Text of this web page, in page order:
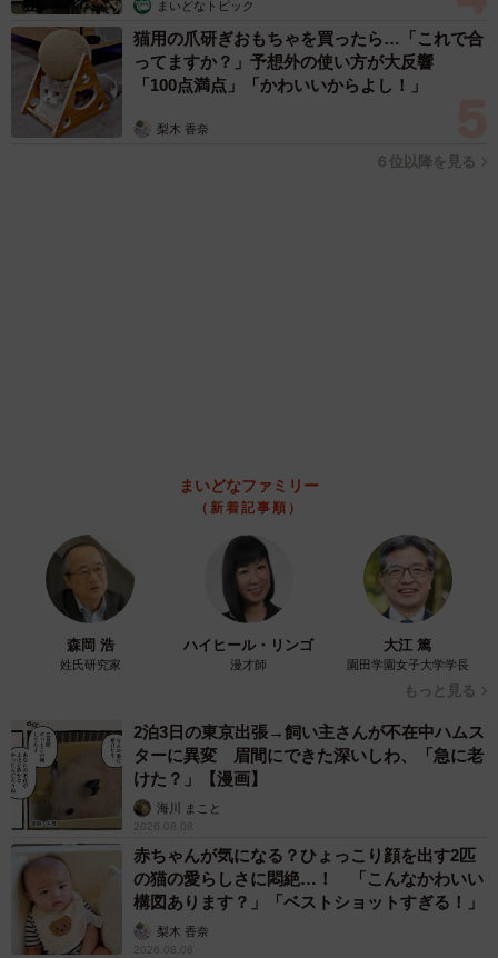
高卒者の場合、スキルの証明が難しいため、転職に不安を
感じる方もいるでしょう。高卒での転職を成功させるため
には、いくつかのポイントをおさえておく必要がありま
す。
＜自己分析を行いキャリアプランを明確にする＞
活動を進められるでしょう。
さらに、キャリアプランを明確にしておくと、転職後のミ
スマッチを低減できます。なお、キャリアプランを作成す
るメリットや手順などは、こちらの記事でご確認くださ
キャリアプランとは？作成するメリットや手順などを総ま
とめ
＜業界・企業研究を行う＞
業界・企業研究を徹底し、業界の将来性や企業のビジョン
を把握することも重要です。自分のキャリアプランを実現
できる企業を見極められ、転職後のミスマッチを防げま
す。
まいどなトピック
猫用の爪研ぎおもちゃを買ったら…「これで合
ってますか？」予想外の使い方が大反響
「100点満点」「かわいいからよし！」
梨木 香奈
６位以降を見る
まいどなファミリー
（新着記事順）
森岡 浩
姓氏研究家
ハイヒール・リンゴ
漫才師
大江 篤
園田学園女子大学学長
もっと見る
2泊3日の東京出張→飼い主さんが不在中ハムス
ターに異変 眉間にできた深いしわ、「急に老
けた？」【漫画】
海川 まこと
2026.08.08
赤ちゃんが気になる？ひょっこり顔を出す2匹
の猫の愛らしさに悶絶…！ 「こんなかわいい
構図あります？」「ベストショットすぎる！」
梨木 香奈
2026.08.08